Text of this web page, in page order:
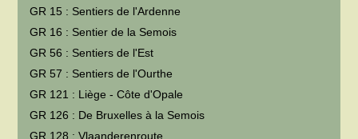
GR 15 : Sentiers de l'Ardenne
GR 16 : Sentier de la Semois
GR 56 : Sentiers de l'Est
GR 57 : Sentiers de l'Ourthe
GR 121 : Liège - Côte d'Opale
GR 126 : De Bruxelles à la Semois
GR 128 : Vlaanderenroute